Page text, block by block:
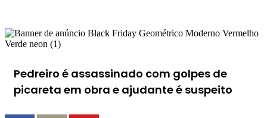
Pedreiro é assassinado com golpes de
picareta em obra e ajudante é suspeito